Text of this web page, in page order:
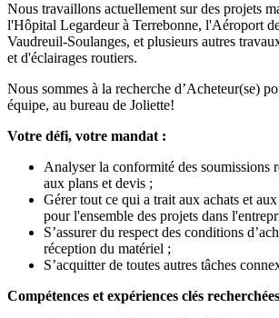
Nous travaillons actuellement sur des projets
l'Hôpital Legardeur à Terrebonne, l'Aéroport
Vaudreuil-Soulanges, et plusieurs autres
et d'éclairages routiers.
Nous sommes à la recherche d’Acheteur(se)
équipe, au bureau de Joliette!
Votre défi, votre mandat :
Analyser la conformité des soumissions
aux plans et devis ;
Gérer tout ce qui a trait aux achats et
pour l'ensemble des projets dans
S’assurer du respect des conditions
réception du matériel ;
S’acquitter de toutes autres tâches
Compétences et expériences clés